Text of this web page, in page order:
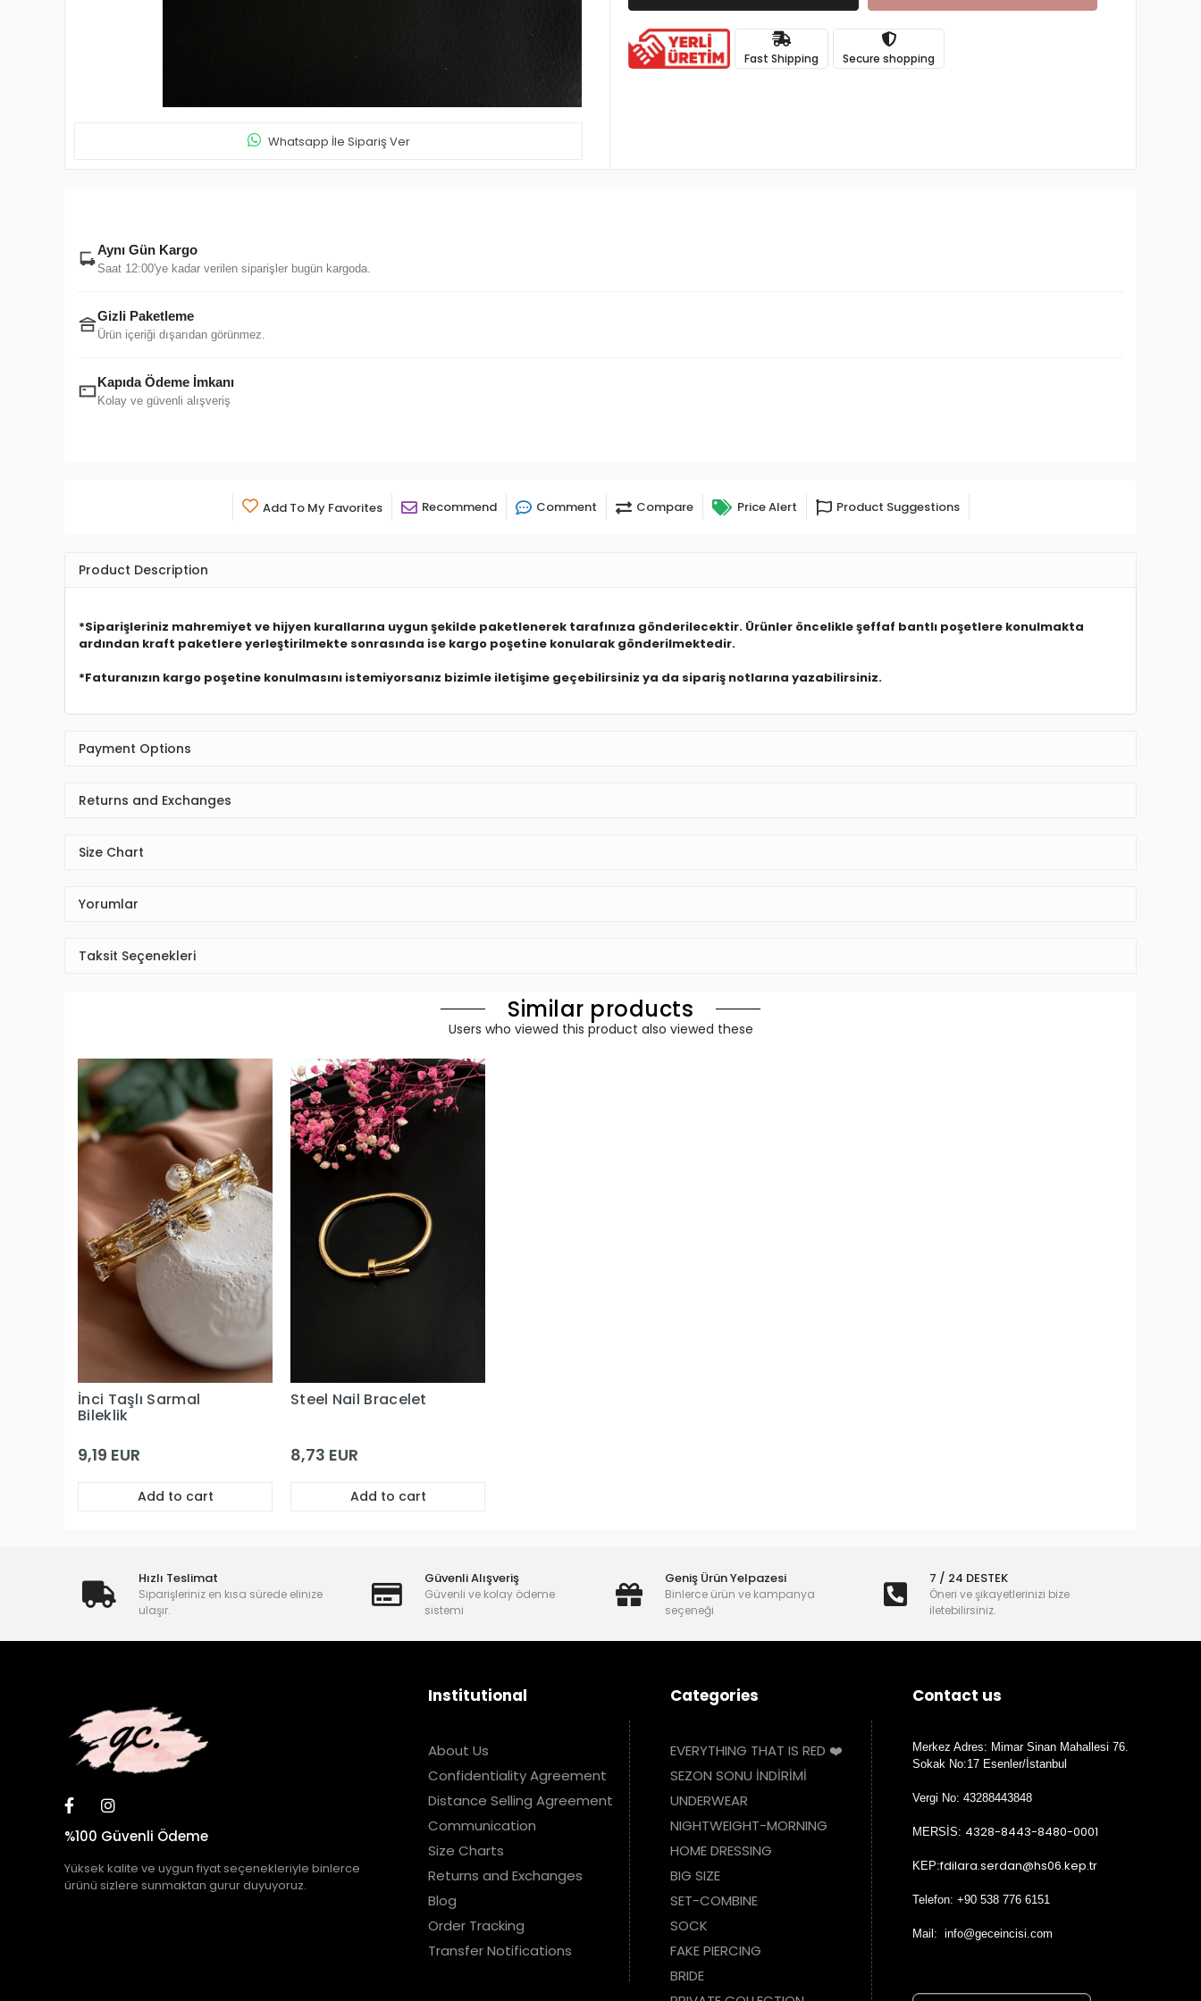
Whatsapp İle Sipariş Ver
Fast Shipping Secure shopping
Aynı Gün Kargo
Saat 12:00'ye kadar verilen siparişler bugün kargoda.
Gizli Paketleme
Ürün içeriği dışarıdan görünmez.
Kapıda Ödeme İmkanı
Kolay ve güvenli alışveriş
Add To My Favorites Recommend Comment Compare Price Alert Product Suggestions
Product Description
*Siparişleriniz mahremiyet ve hijyen kurallarına uygun şekilde paketlenerek tarafınıza gönderilecektir. Ürünler öncelikle şeffaf bantlı poşetlere konulmakta
ardından kraft paketlere yerleştirilmekte sonrasında ise kargo poşetine konularak gönderilmektedir.
*Faturanızın kargo poşetine konulmasını istemiyorsanız bizimle iletişime geçebilirsiniz ya da sipariş notlarına yazabilirsiniz.
Payment Options
Returns and Exchanges
Size Chart
Yorumlar
Taksit Seçenekleri
Similar products
Users who viewed this product also viewed these
İnci Taşlı Sarmal
Bileklik
9,19 EUR
Add to cart
Steel Nail Bracelet
8,73 EUR
Add to cart
Hızlı Teslimat
Siparişleriniz en kısa sürede elinize
ulaşır.
Güvenli Alışveriş
Güvenli ve kolay ödeme
sistemi
Geniş Ürün Yelpazesi
Binlerce ürün ve kampanya
seçeneği
7 / 24 DESTEK
Öneri ve şikayetlerinizi bize
iletebilirsiniz.
%100 Güvenli Ödeme
Yüksek kalite ve uygun fiyat seçenekleriyle binlerce
ürünü sizlere sunmaktan gurur duyuyoruz.
Institutional
About Us
Confidentiality Agreement
Distance Selling Agreement
Communication
Size Charts
Returns and Exchanges
Blog
Order Tracking
Transfer Notifications
Categories
EVERYTHING THAT IS RED ❤️
SEZON SONU İNDİRİMİ
UNDERWEAR
NIGHTWEIGHT-MORNING
HOME DRESSING
BIG SIZE
SET-COMBINE
SOCK
FAKE PIERCING
BRIDE
Contact us
Merkez Adres: Mimar Sinan Mahallesi 76.
Sokak No:17 Esenler/İstanbul
Vergi No: 43288443848
MERSİS: 4328-8443-8480-0001
KEP:fdilara.serdan@hs06.kep.tr
Telefon: +90 538 776 6151
Mail: info@geceincisi.com